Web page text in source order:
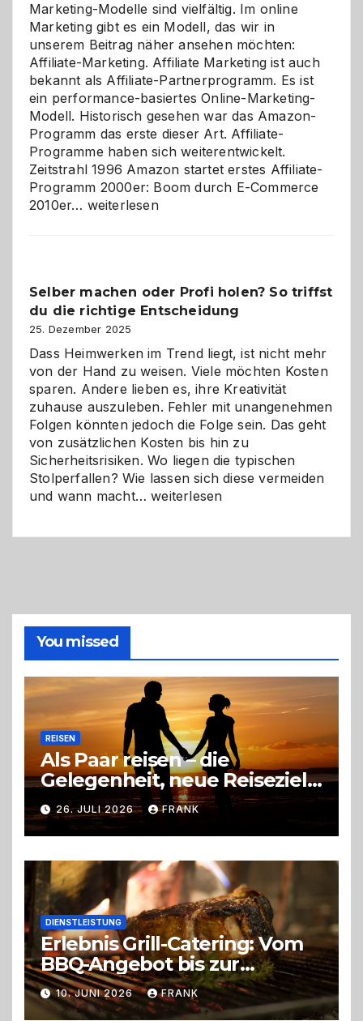
Marketing-Modelle sind vielfältig. Im online
Marketing gibt es ein Modell, das wir in
unserem Beitrag näher ansehen möchten:
Affiliate-Marketing. Affiliate Marketing ist auch
bekannt als Affiliate-Partnerprogramm. Es ist
ein performance-basiertes Online-Marketing-
Modell. Historisch gesehen war das Amazon-
Programm das erste dieser Art. Affiliate-
Programme haben sich weiterentwickelt.
Zeitstrahl 1996 Amazon startet erstes Affiliate-
Programm 2000er: Boom durch E-Commerce
2010er… Affiliate-
Herausforderungen
und
Zukunft
weiterlesen
Selber machen oder Profi holen? So triffst
du die richtige Entscheidung
25. Dezember 2025
Dass Heimwerken im Trend liegt, ist nicht mehr
von der Hand zu weisen. Viele möchten Kosten
sparen. Andere lieben es, ihre Kreativität
zuhause auszuleben. Fehler mit unangenehmen
Folgen könnten jedoch die Folge sein. Das geht
von zusätzlichen Kosten bis hin zu
Sicherheitsrisiken. Wo liegen die typischen
Stolperfallen? Wie lassen sich diese vermeiden
und wann macht…Selber
richtige
Entscheidung
weiterlesen
You missed
REISEN
Als Paar reisen – die
Gelegenheit, neue Reiseziele
zu entdecken
26. JULI 2026 FRANK
DIENSTLEISTUNG
Erlebnis Grill-Catering: Vom
BBQ-Angebot bis zur
perfekten Eventorganisation
Trend zu Outdoor-Events,
10. JUNI 2026 FRANK